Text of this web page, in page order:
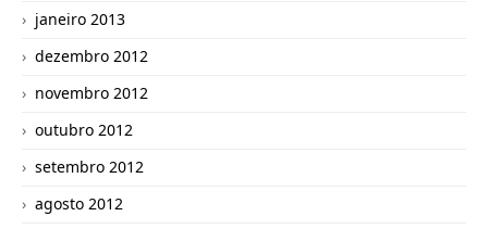
janeiro 2013
dezembro 2012
novembro 2012
outubro 2012
setembro 2012
agosto 2012